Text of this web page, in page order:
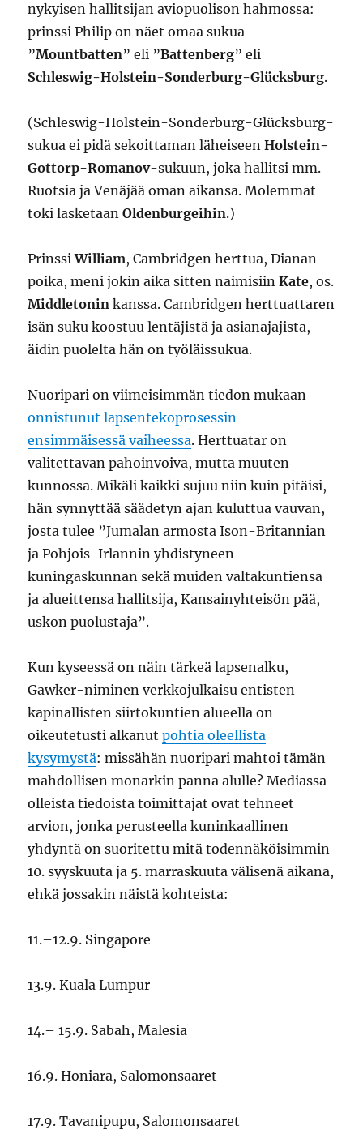
nykyisen hallitsijan aviopuolison hahmossa:
prinssi Philip on näet omaa sukua
”Mountbatten” eli ”Battenberg” eli
Schleswig-Holstein-Sonderburg-Glücksburg.
(Schleswig-Holstein-Sonderburg-Glücksburg-
sukua ei pidä sekoittaman läheiseenHolstein-
Gottorp-Romanov-sukuun, joka hallitsi mm.
Ruotsia ja Venäjää oman aikansa. Molemmat
toki lasketaanOldenburgeihin.)
PrinssiWilliam, Cambridgen herttua, Dianan
poika, meni jokin aika sitten naimisiinKate, os.
Middletonin kanssa. Cambridgen herttuattaren
isän suku koostuu lentäjistä ja asianajajista,
äidin puolelta hän on työläissukua.
Nuoripari on viimeisimmän tiedon mukaan
onnistunut lapsentekoprosessin
ensimmäisessä vaiheessa. Herttuatar on
valitettavan pahoinvoiva, mutta muuten
kunnossa. Mikäli kaikki sujuu niin kuin pitäisi,
hän synnyttää säädetyn ajan kuluttua vauvan,
josta tulee ”Jumalan armosta Ison-Britannian
ja Pohjois-Irlannin yhdistyneen
kuningaskunnan sekä muiden valtakuntiensa
ja alueittensa hallitsija, Kansainyhteisön pää,
uskon puolustaja”.
Kun kyseessä on näin tärkeä lapsenalku,
Gawker-niminen verkkojulkaisu entisten
kapinallisten siirtokuntien alueella on
oikeutetusti alkanutpohtia oleellista
kysymystä: missähän nuoripari mahtoi tämän
mahdollisen monarkin panna alulle? Mediassa
olleista tiedoista toimittajat ovat tehneet
arvion, jonka perusteella kuninkaallinen
yhdyntä on suoritettu mitä todennäköisimmin
10. syyskuuta ja 5. marraskuuta välisenä aikana,
ehkä jossakin näistä kohteista:
11.–12.9. Singapore
13.9. Kuala Lumpur
14.– 15.9. Sabah, Malesia
16.9. Honiara, Salomonsaaret
17.9. Tavanipupu, Salomonsaaret